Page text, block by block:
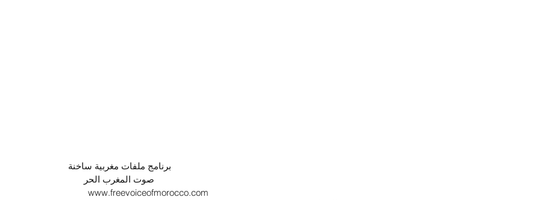
www.freevoiceofmorocco.com